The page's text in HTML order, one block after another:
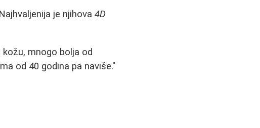
je njihova4D
mnogo bolja od
od 40 godina pa naviše."